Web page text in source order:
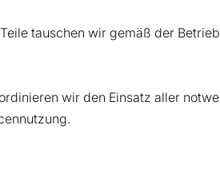
tauschen wir gemäß der
wir den Einsatz aller